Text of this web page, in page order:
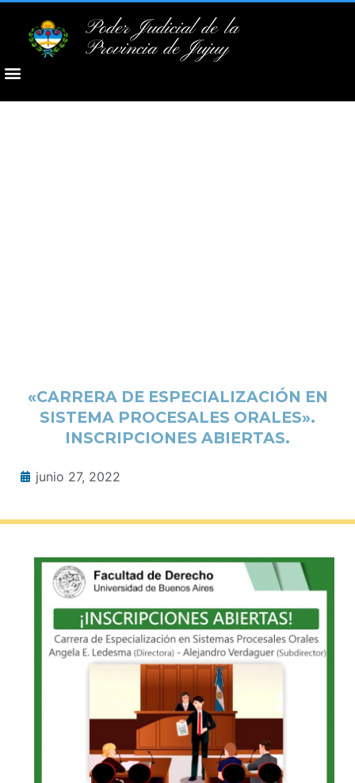
Poder Judicial de la
Provincia de Jujuy
«CARRERA DE ESPECIALIZACIÓN EN
SISTEMA PROCESALES ORALES».
INSCRIPCIONES ABIERTAS.
junio 27, 2022